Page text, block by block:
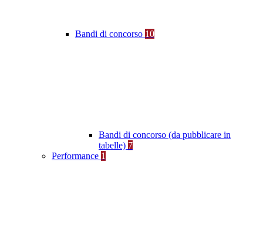
Bandi di concorso 10
Bandi di concorso (da pubblicare in
tabelle) 7
Performance 1